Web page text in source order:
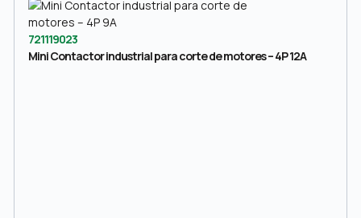
721119023
Mini Contactor industrial para corte de motores – 4P 12A